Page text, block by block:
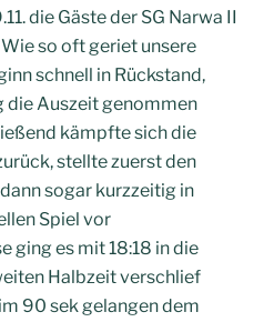
die Gäste der SG Narwa II
so oft geriet unsere
schnell in Rückstand,
die Auszeit genommen
kämpfte sich die
stellte zuerst den
sogar kurzzeitig in
Spiel vor
ging es mit 18:18 in die
Halbzeit verschlief
90 sek gelangen dem